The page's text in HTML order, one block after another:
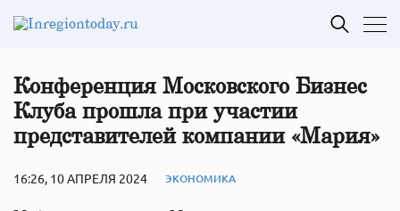
Конференция Московского Бизнес
Клуба прошла при участии
представителей компании «Мария»
16:26, 10 АПРЕЛЯ 2024 ЭКОНОМИКА